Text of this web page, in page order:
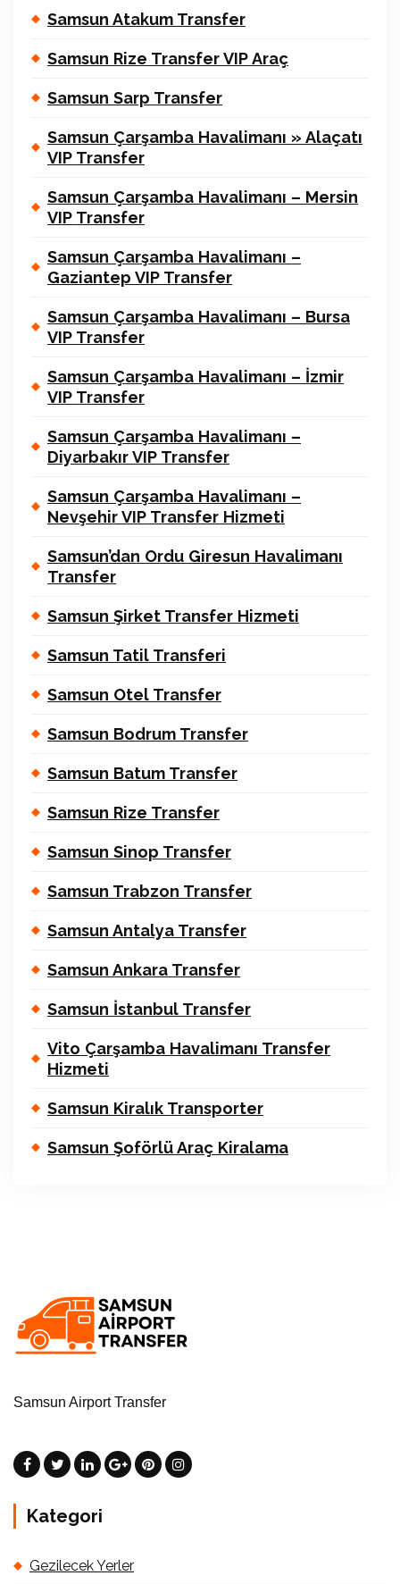
Samsun Atakum Transfer
Samsun Rize Transfer VIP Araç
Samsun Sarp Transfer
Samsun Çarşamba Havalimanı » Alaçatı
VIP Transfer
Samsun Çarşamba Havalimanı – Mersin
VIP Transfer
Samsun Çarşamba Havalimanı –
Gaziantep VIP Transfer
Samsun Çarşamba Havalimanı – Bursa
VIP Transfer
Samsun Çarşamba Havalimanı – İzmir
VIP Transfer
Samsun Çarşamba Havalimanı –
Diyarbakır VIP Transfer
Samsun Çarşamba Havalimanı –
Nevşehir VIP Transfer Hizmeti
Samsun’dan Ordu Giresun Havalimanı
Transfer
Samsun Şirket Transfer Hizmeti
Samsun Tatil Transferi
Samsun Otel Transfer
Samsun Bodrum Transfer
Samsun Batum Transfer
Samsun Rize Transfer
Samsun Sinop Transfer
Samsun Trabzon Transfer
Samsun Antalya Transfer
Samsun Ankara Transfer
Samsun İstanbul Transfer
Vito Çarşamba Havalimanı Transfer
Hizmeti
Samsun Kiralık Transporter
Samsun Şoförlü Araç Kiralama
Samsun Airport Transfer
Kategori
Gezilecek Yerler